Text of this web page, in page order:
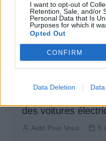
I want to opt-out of
Retention, Sale, and/or
Personal Data that Is
Purposes for which it
Opted Out
CONFIRM
Data Deletion
des voitures
Auto Pour Vous 5